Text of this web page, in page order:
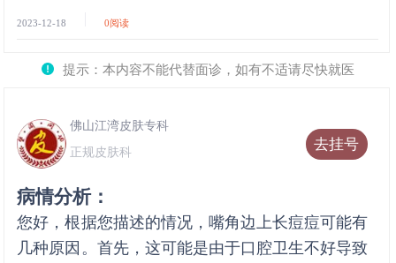
2023-12-18 0阅读
提示：本内容不能代替面诊，如有不适请尽快就医
去挂号
佛山江湾皮肤专科
正规皮肤科
病情分析：
您好，根据您描述的情况，嘴角边上长痘痘可能有
几种原因。首先，这可能是由于口腔卫生不好导致